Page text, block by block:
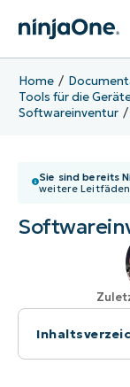
Home
Tools für die
Softwareinventur
Sie sind bereits
weitere
Wie kann ein